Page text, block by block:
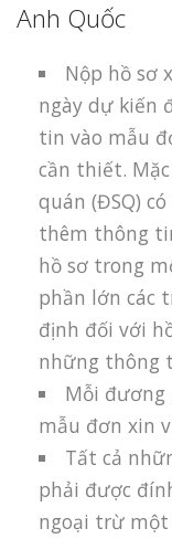
Anh Quốc
Nộp hồ sơ
ngày dự kiến
tin vào mẫu
cần thiết.
quán (ĐSQ)
thêm thông
hồ sơ trong
phần lớn các
định đối với
những thông
Mỗi đương
mẫu đơn xin
Tất cả
phải được
ngoại trừ một